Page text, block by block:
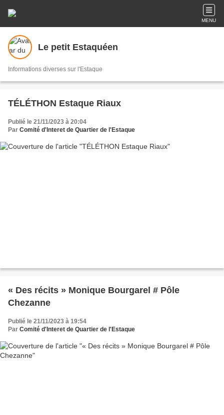
MENU
Le petit Estaquéen
Informations diverses sur l'Estaque
TÉLÉTHON Estaque Riaux
Publié le 21/11/2023 à 20:04
Par Comité d'Interet de Quartier de l'Estaque
« Des récits » Monique Bourgarel # Pôle
Chezanne
Publié le 21/11/2023 à 19:54
Par Comité d'Interet de Quartier de l'Estaque